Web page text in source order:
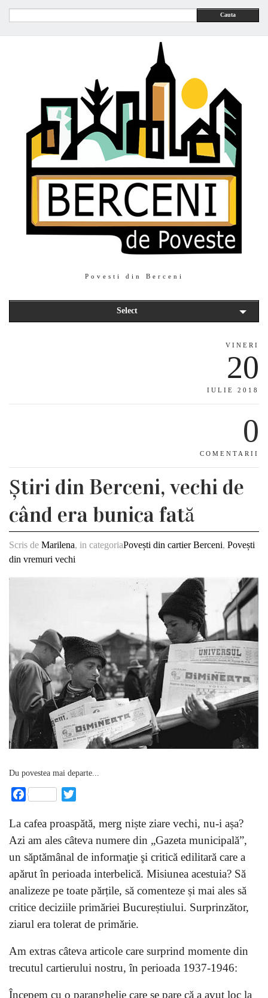
Cauta
Povesti din Berceni
Select
VINERI
20
IULIE 2018
0
COMENTARII
Știri din Berceni, vechi de
când era bunica fată
Scris de Marilena, in categoriaPovești din cartier Berceni, Povești
din vremuri vechi
Du povestea mai departe...
Facebook
La cafea proaspătă, merg niște ziare vechi, nu-i așa?
Azi am ales câteva numere din „Gazeta municipală”,
un săptămânal de informaţie şi critică edilitară care a
apărut în perioada interbelică. Misiunea acestuia? Să
analizeze pe toate părțile, să comenteze și mai ales să
critice deciziile primăriei Bucureștiului. Surprinzător,
ziarul era tolerat de primărie.
Am extras câteva articole care surprind momente din
trecutul cartierului nostru, în perioada 1937-1946:
Începem cu o paranghelie care se pare că a avut loc la